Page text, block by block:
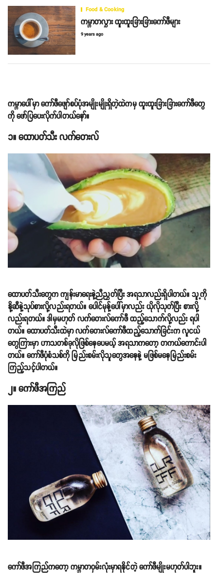
Food & Cooking
ကမ္ဘာတလွှား ထူးထူးခြားခြားကော်ဖီများ
9 years ago
ကမ္ဘာပေါ်မှာ ကော်ဖီဖျော်စပ်ပုံအမျိုးမျိုးရှိတဲ့ထဲကမှ ထူးထူးခြားခြားကော်ဖီတွေ
ကို ဖော်ပြပေးလိုက်ပါတယ်နော်။
၁။ ထောပတ်သီး လက်တေးလ်
ထောပတ်သီးတွေက ကျန်းမာရေးနဲ့ညီညွှတ်ပြီး အရသာလည်းရှိပါတယ်။ သူ့ကို
နို့ဆီနဲ့သုပ်စားလို့လည်းရတယ်။ ပေါင်မုန့်ပေါ်မှာလည်း ယိုလိုသုတ်ပြီး စားလို့
လည်းရတယ်။ ဒါမှမဟုတ် လက်တေးလ်ကော်ဖီ ထည့်သောက်လို့လည်း ရပါ
တယ်။ ထောပတ်သီးထဲမှာ လက်တေးလ်ကော်ဖီထည့်သောက်ခြင်းက လူငယ်
တွေကြားမှာ ဟာသတစ်ခုလိုဖြစ်နေပေမယ့် အရသာကတော့ တကယ်ကောင်းပါ
တယ်။ ကော်ဖီပုံစံသစ်ကို မြည်းစမ်းလိုသူတွေအနေနဲ့ မဖြစ်မနေမြည်းစမ်း
ကြည့်သင့်ပါတယ်။
၂။ ကော်ဖီအကြည်
ကော်ဖီအကြည်ကတော့ ကမ္ဘာတဝှမ်းလုံးမှာရနိုင်တဲ့ ကော်ဖီမျိုးမဟုတ်ပါဘူး။